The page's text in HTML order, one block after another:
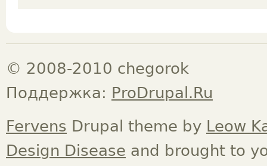
© 2008-2010 chegorok
Поддержка: ProDrupal.Ru
Fervens Drupal theme by Leow
Design Disease and brought to